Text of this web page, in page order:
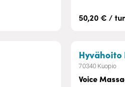
50,20 € /
kuopiolaisille!Hyvähoito
70340 Kuopio
Voice